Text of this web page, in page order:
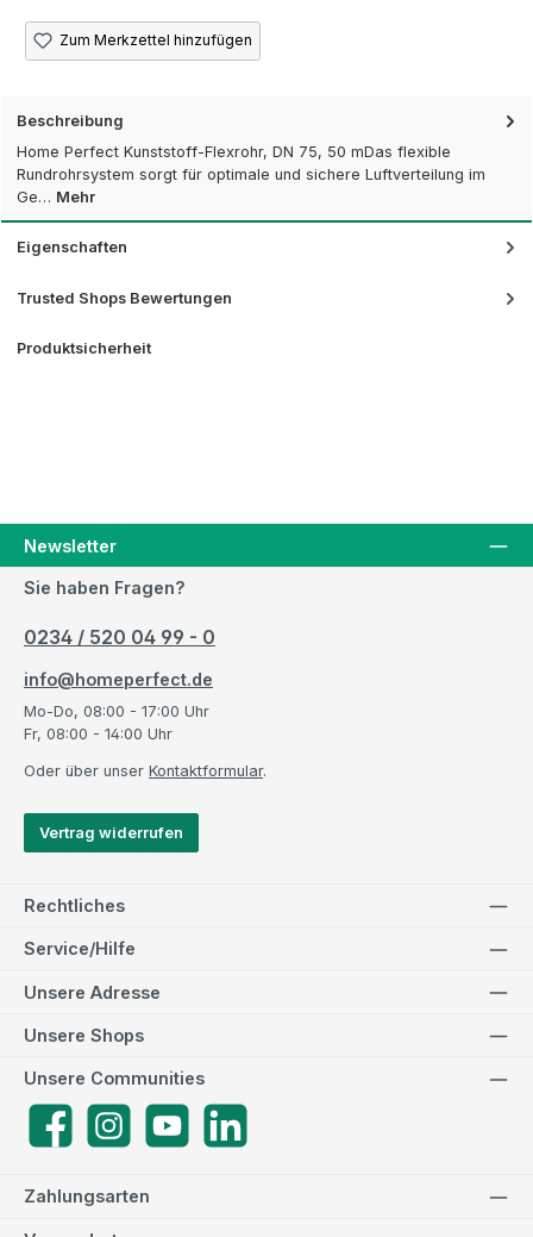
Zum Merkzettel hinzufügen
Beschreibung
Home Perfect Kunststoff-Flexrohr, DN 75, 50 mDas flexible
Rundrohrsystem sorgt für optimale und sichere Luftverteilung im
Ge… Mehr
Eigenschaften
Trusted Shops Bewertungen
Produktsicherheit
Newsletter
Sie haben Fragen?
0234 / 520 04 99 - 0
info@homeperfect.de
Mo-Do, 08:00 - 17:00 Uhr
Fr, 08:00 - 14:00 Uhr
Oder über unser Kontaktformular.
Vertrag widerrufen
Rechtliches
Service/Hilfe
Zahlungsarten
Unsere Adresse
Unsere Communities
FacebookInstagramYouTube
Unsere Shops